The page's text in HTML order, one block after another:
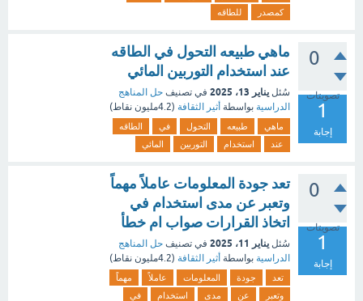
كمصدر
للطاقه
0
تصويتات
1
إجابة
ماهي طبيعه التحول في الطاقه
عند استخدام التوربين المائي
سُئل يناير 13، 2025 في تصنيف حل المناهج
الدراسية بواسطة أثير الثقافة (4.2مليون نقاط)
ماهي طبيعه التحول في
الطاقه
عند
استخدام التوربين المائي
0
تصويتات
1
إجابة
تعد جودة المعلومات عاملاً مهماً
وتعبر عن مدى استخدام في
اتخاذ القرارات صواب ام خطأ
سُئل يناير 11، 2025 في تصنيف حل المناهج
الدراسية بواسطة أثير الثقافة (4.2مليون نقاط)
تعد جودة المعلومات عاملاً
مهماً
وتعبر
عن مدى استخدام
في